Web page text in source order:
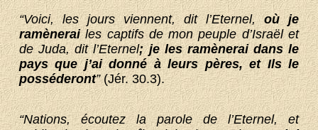
“Voici, les jours viennent, dit l’Eternel,où je
ramènerailes captifs de mon peuple d’Israël et
de Juda, dit l’Eternel; je les ramènerai dans le
pays que j’ai donné à leurs pères, et Ils le
posséderont”(Jér. 30.3).
“Nations, écoutez la parole de l’Eternel, et